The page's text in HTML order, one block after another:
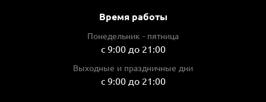
Время работы
Понедельник - пятница
с 9:00 до 21:00
Выходные и праздничные дни
с 9:00 до 21:00